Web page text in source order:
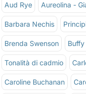
Aud Rye Aureolina -
Barbara Nechis
Brenda Swenson
Tonalità di cadmio
Caroline Buchanan